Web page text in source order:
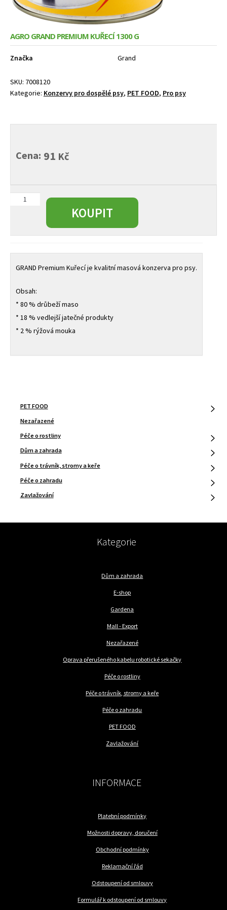
AGRO GRAND PREMIUM KUŘECÍ 1300 G
Značka Grand
SKU: 7008120
Kategorie: Konzervy pro dospělé psy, PET FOOD, Pro psy
Cena: 91 Kč
AGRO
g
množství
KOUPIT
GRAND Premium Kuřecí je kvalitní masová konzerva pro psy.
Obsah:
* 80 % drůbeží maso
* 18 % vedlejší jatečné produkty
* 2 % rýžová mouka
PET FOOD
Nezařazené
Péče o rostliny
Dům a zahrada
Péče o trávník, stromy a keře
Péče o zahradu
Zavlažování
Kategorie
Dům a zahrada
E-shop
Gardena
Mall - Export
Nezařazené
Oprava přerušeného kabelu robotické sekačky
Péče o rostliny
Péče o trávník, stromy a keře
Péče o zahradu
PET FOOD
Zavlažování
INFORMACE
Platební podmínky
Možnosti dopravy, doručení
Obchodní podmínky
Reklamační řád
Odstoupení od smlouvy
Formulář k odstoupení od smlouvy